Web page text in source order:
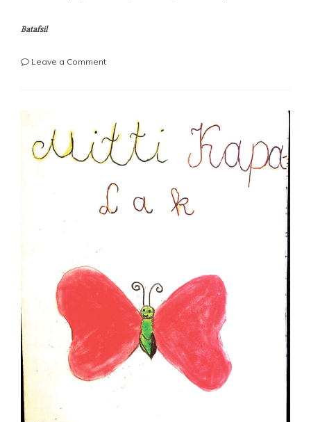
Batafsil
Leave a Commenton